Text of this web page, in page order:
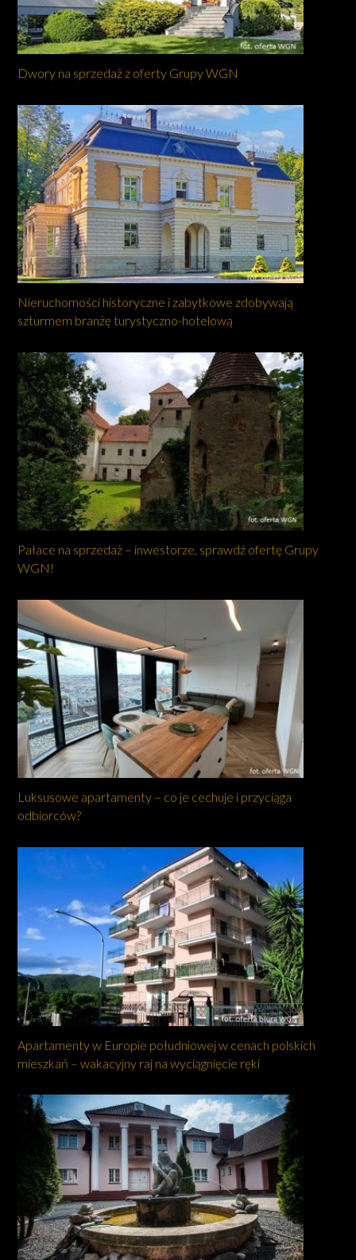
Dwory na sprzedaż z oferty Grupy WGN
Nieruchomości historyczne i zabytkowe zdobywają
szturmem branżę turystyczno-hotelową
Pałace na sprzedaż – inwestorze, sprawdź ofertę Grupy
WGN!
Luksusowe apartamenty – co je cechuje i przyciąga
odbiorców?
Apartamenty w Europie południowej w cenach polskich
mieszkań – wakacyjny raj na wyciągnięcie ręki